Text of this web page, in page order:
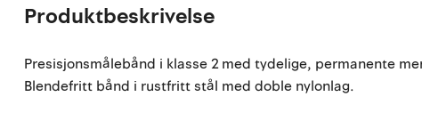
Produktbeskrivelse
Presisjonsmålebånd i klasse 2 med tydelige, permanente
Blendefritt bånd i rustfritt stål med doble nylonlag.